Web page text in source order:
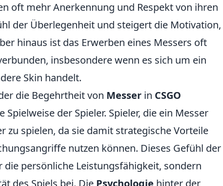
oft mehr Anerkennung und Respekt von ihren
der Überlegenheit und steigert die Motivation,
hinaus ist das Erwerben eines Messers oft
insbesondere wenn es sich um ein
Skin handelt.
die Begehrtheit von Messer in CSGO
der Spieler. Spieler, die ein Messer
zu spielen, da sie damit strategische Vorteile
nutzen können. Dieses Gefühl der
persönliche Leistungsfähigkeit, sondern
des Spiels bei. Die Psychologie hinter der